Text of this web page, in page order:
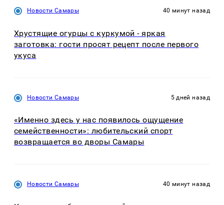
Новости Самары 40 минут назад
Хрустящие огурцы с куркумой - яркая
заготовка: гости просят рецепт после первого
укуса
Новости Самары 5 дней назад
«Именно здесь у нас появилось ощущение
семейственности»: любительский спорт
возвращается во дворы Самары
Новости Самары 40 минут назад